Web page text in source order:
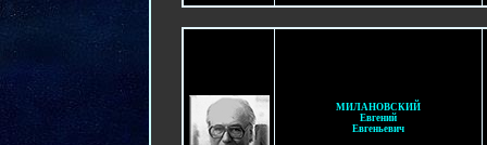
МИЛАНОВСКИЙ
Евгений
Евгеньевич